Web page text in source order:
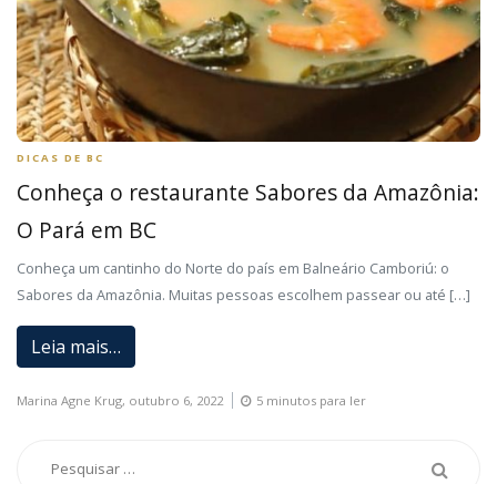
DICAS DE BC
Conheça o restaurante Sabores da Amazônia:
O Pará em BC
Conheça um cantinho do Norte do país em Balneário Camboriú: o
Sabores da Amazônia. Muitas pessoas escolhem passear ou até […]
Leia mais…
Marina Agne Krug, outubro 6, 2022 5 minutos para ler